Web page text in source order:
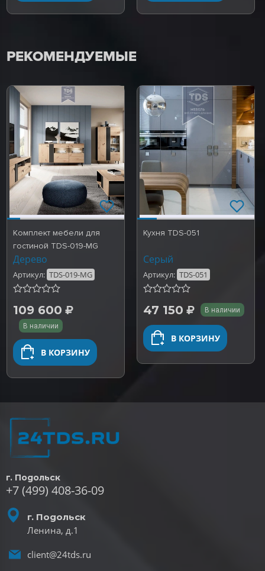
РЕКОМЕНДУЕМЫЕ
Комплект мебели для
гостиной TDS-019-MG
Дерево
Артикул: TDS-019-MG
109 600
В наличии
В КОРЗИНУ
Кухня TDS-051
Серый
Артикул: TDS-051
47 150 В наличии
В КОРЗИНУ
г. Подольск
+7 (499) 408-36-09
г. Подольск
Ленина, д.1
client@24tds.ru